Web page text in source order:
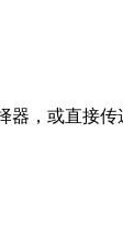
器，或直接传